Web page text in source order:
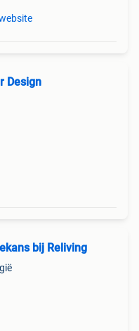
Design
bij Reliving